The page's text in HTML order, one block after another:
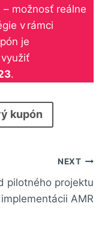
možnosť reálne
v rámci
je
.
kupón
NEXT
pilotného projektu
AMR